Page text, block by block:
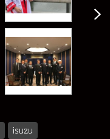
isuzu